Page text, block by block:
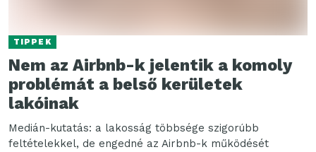
TIPPEK
Nem az Airbnb-k jelentik a komoly
problémát a belső kerületek
lakóinak
Medián-kutatás: a lakosság többsége szigorúbb
feltételekkel, de engedné az Airbnb-k működését